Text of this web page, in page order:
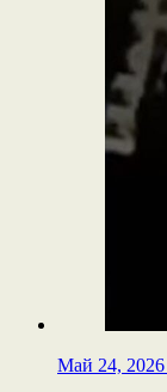
Май 24, 2026